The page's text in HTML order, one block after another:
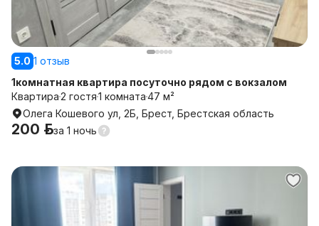
5.0 1 отзыв
1комнатная квартира посуточно рядом с вокзалом
Квартира2 гостя1 комната47 м²
Олега Кошевого ул, 2Б, Брест, Брестская область
200 р.за 1 ночь